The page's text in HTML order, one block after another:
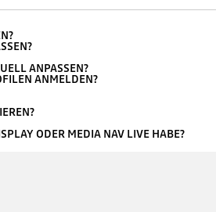
ANPASSEN?
ANMELDEN?
ODER MEDIA NAV LIVE HABE?